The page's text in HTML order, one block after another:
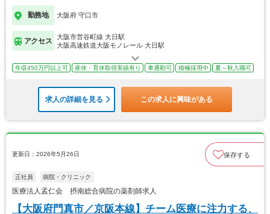
勤務地 大阪府 守口市
アクセス
大阪市営谷町線 大日駅
大阪高速鉄道大阪モノレール 大日駅
年収450万円以上可 産休・育休取得実績有り 車通勤可 積極採用中 夏～秋入職可
求人の詳細を見る この求人に興味がある
更新日：2026年5月26日 保存する
正社員 病院・クリニック
医療法人孟仁会 摂南総合病院の薬剤師求人
【大阪府門真市／京阪本線】チーム医療に注力する、